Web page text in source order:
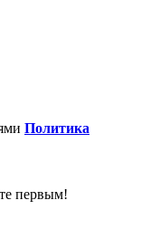
Политика
первым!